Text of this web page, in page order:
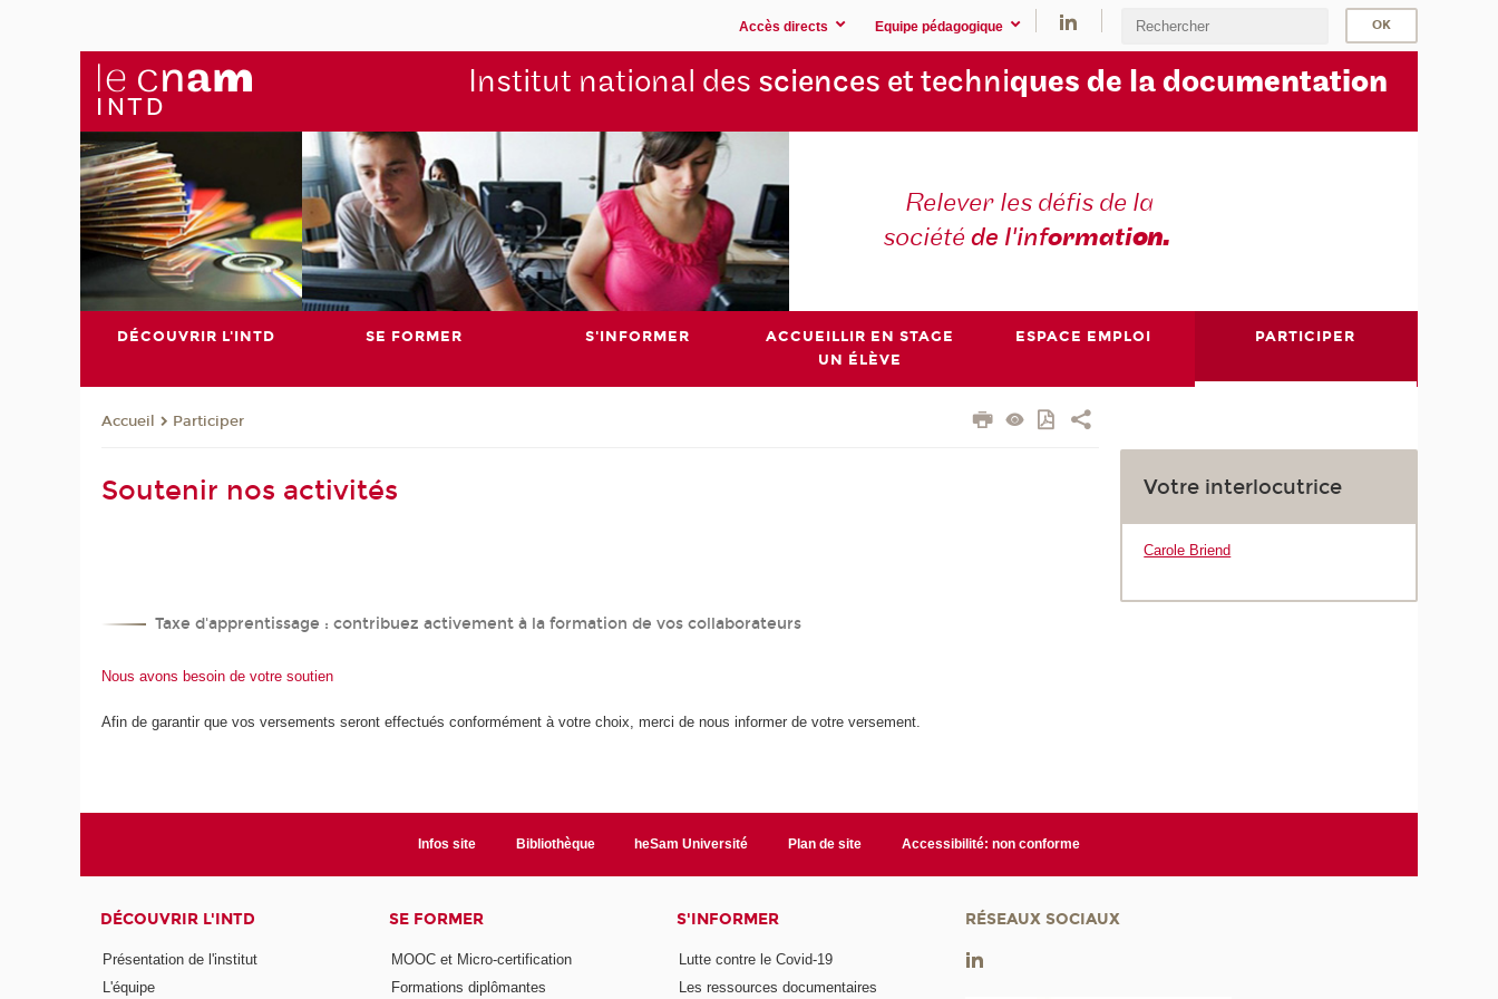
Accès directs Equipe pédagogique
Institut national des sciences et techniques de la documentation
Relever les défis de la
sociétéde l'information.
DÉCOUVRIR L'INTD SE FORMER S'INFORMER
ACCUEILLIR EN STAGE
UN ÉLÈVE
ESPACE EMPLOI PARTICIPER
Accueil Participer
Soutenir nos activités
Taxe d'apprentissage : contribuez activement à la formation de vos collaborateurs
Nous avons besoin de votre soutien
Afin de garantir que vos versements seront effectués conformément à votre choix, merci de nous informer de votre versement.
Votre interlocutrice
Carole Briend
Infos site Bibliothèque heSam Université Plan de site Accessibilité: non conforme
DÉCOUVRIR L'INTD
Présentation de l'institut
L'équipe
SE FORMER
MOOC et Micro-certification
Formations diplômantes
S'INFORMER
Lutte contre le Covid-19
Les ressources documentaires
RÉSEAUX SOCIAUX